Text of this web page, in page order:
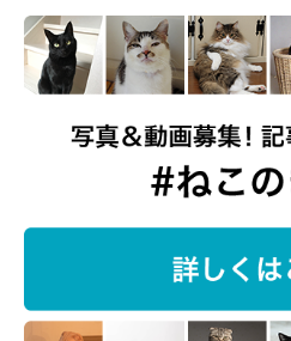
「猫のペースに合わせて、手から
て遊べる猫じゃらしなどでコミュ
るとよいかと思います」
同じ家族でも、猫と一緒に過ごす
の好き・嫌いがわかれるようです。
猫のペースを尊重して、猫から好
（監修：ねこのきもち獣医師相談
取材・文／寺井さとこ